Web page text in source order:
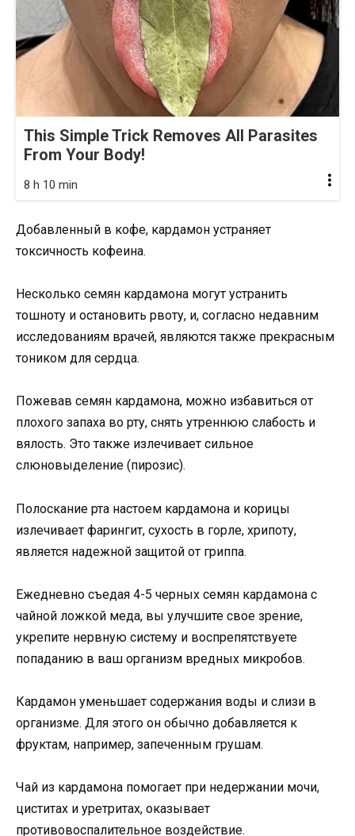
This Simple Trick Removes All Parasites
From Your Body!
8 h 10 min
Добавленный в кофе, кардамон устраняет
токсичность кофеина.
Несколько семян кардамона могут устранить
тошноту и остановить рвоту, и, согласно недавним
исследованиям врачей, являются также прекрасным
тоником для сердца.
Пожевав семян кардамона, можно избавиться от
плохого запаха во рту, снять утреннюю слабость и
вялость. Это также излечивает сильное
слюновыделение (пирозис).
Полоскание рта настоем кардамона и корицы
излечивает фарингит, сухость в горле, хрипоту,
является надежной защитой от гриппа.
Ежедневно съедая 4-5 черных семян кардамона с
чайной ложкой меда, вы улучшите свое зрение,
укрепите нервную систему и воспрепятствуете
попаданию в ваш организм вредных микробов.
Кардамон уменьшает содержания воды и слизи в
организме. Для этого он обычно добавляется к
фруктам, например, запеченным грушам.
Чай из кардамона помогает при недержании мочи,
циститах и уретритах, оказывает
противовоспалительное воздействие.